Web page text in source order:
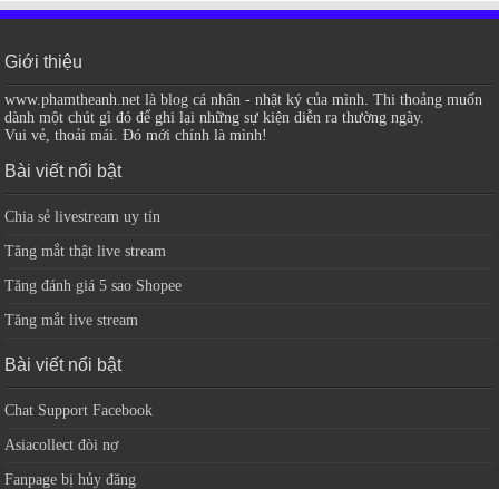
Giới thiệu
www.phamtheanh.net là blog cá nhân - nhật ký của mình. Thi thoảng muốn
dành một chút gì đó để ghi lại những sự kiện diễn ra thường ngày.
Vui vẻ, thoải mái. Đó mới chính là mình!
Bài viết nổi bật
Chia sẻ livestream uy tín
Tăng mắt thật live stream
Tăng đánh giá 5 sao Shopee
Tăng mắt live stream
Bài viết nổi bật
Chat Support Facebook
Asiacollect đòi nợ
Fanpage bị hủy đăng